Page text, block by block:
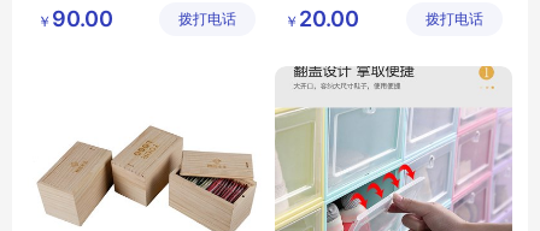
茶叶收纳盒
限公司
￥ 90.00 拨打电话
心
￥ 20.00 拨打电话